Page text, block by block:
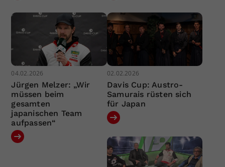
04.02.2026
Jürgen Melzer: „Wir
müssen beim
gesamten
japanischen Team
aufpassen“
02.02.2026
Davis Cup: Austro-
Samurais rüsten sich
für Japan